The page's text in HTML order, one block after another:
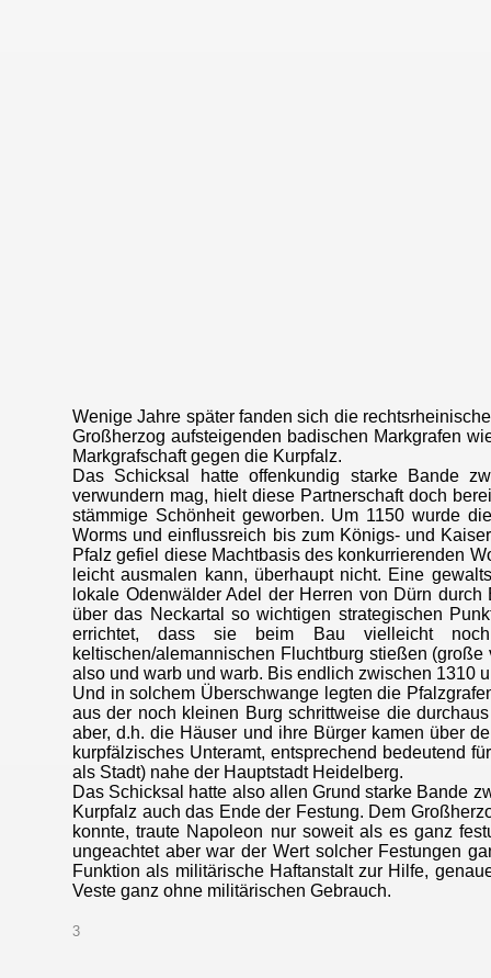
Wenige Jahre später fanden sich die
Großherzog aufsteigenden badischen Markgrafen
Markgrafschaft gegen die Kurpfalz.
Das Schicksal hatte offenkundig starke Bande
verwundern mag, hielt diese Partnerschaft doch
stämmige Schönheit geworben. Um 1150 wurde
Worms und einflussreich bis zum Königs- und
Pfalz gefiel diese Machtbasis des konkurrierenden
leicht ausmalen kann, überhaupt nicht. Eine
lokale Odenwälder Adel der Herren von Dürn
über das Neckartal so wichtigen strategischen
errichtet, dass sie beim Bau vielleicht
keltischen/alemannischen Fluchtburg stießen
also und warb und warb. Bis endlich zwischen 1310
Und in solchem Überschwange legten die
aus der noch kleinen Burg schrittweise die
aber, d.h. die Häuser und ihre Bürger kamen über
kurpfälzisches Unteramt, entsprechend bedeutend
als Stadt) nahe der Hauptstadt Heidelberg.
Das Schicksal hatte also allen Grund starke Bande
Kurpfalz auch das Ende der Festung. Dem
konnte, traute Napoleon nur soweit als es ganz
ungeachtet aber war der Wert solcher Festungen
Funktion als militärische Haftanstalt zur Hilfe,
Veste ganz ohne militärischen Gebrauch.
3